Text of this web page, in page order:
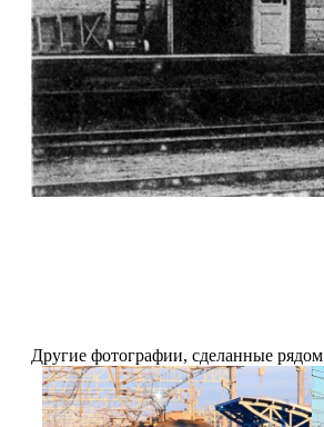
Другие фотографии, сделанные рядом